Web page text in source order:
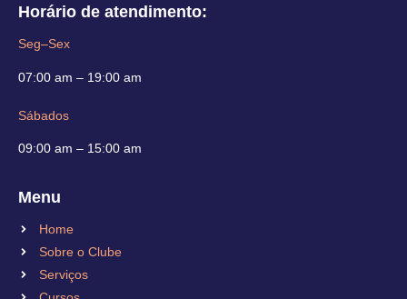
Horário de atendimento:
Seg–Sex
07:00 am – 19:00 am
Sábados
09:00 am – 15:00 am
Menu
Home
Sobre o Clube
Serviços